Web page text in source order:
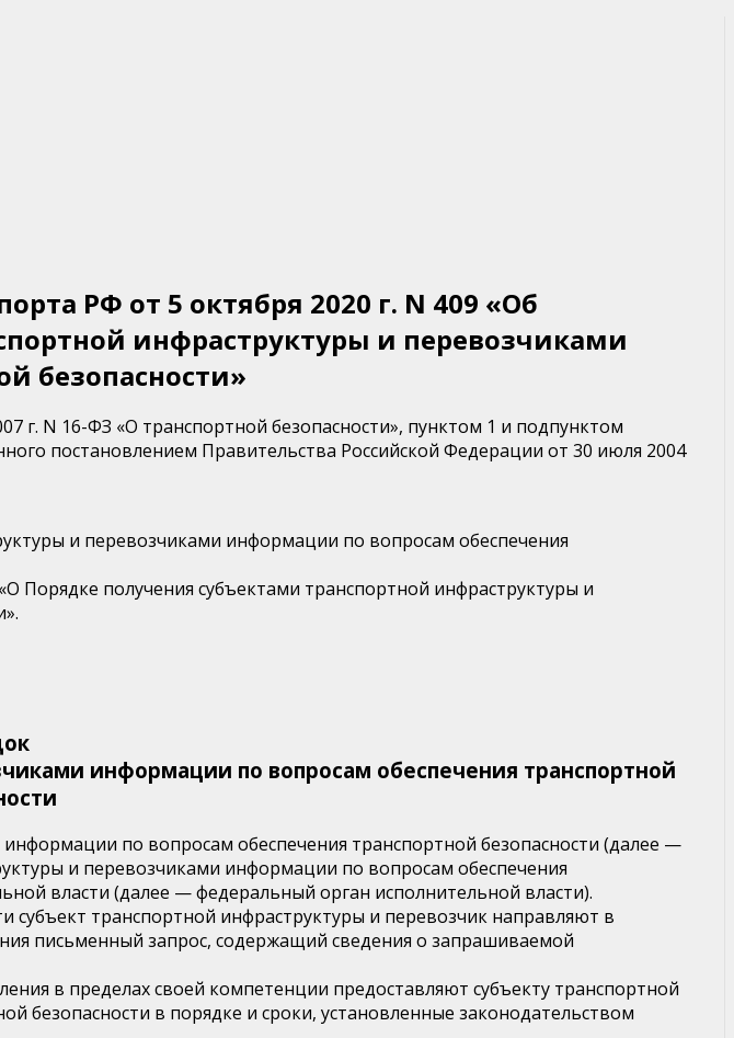
РФ от 5 октября 2020 г. N 409 «Об
инфраструктуры и перевозчиками
безопасности»
г. N 16-ФЗ «О транспортной безопасности», пунктом 1 и подпунктом
постановлением Правительства Российской Федерации от 30 июля 2004
и перевозчиками информации по вопросам обеспечения
Порядке получения субъектами транспортной инфраструктуры и
информации по вопросам обеспечения транспортной
по вопросам обеспечения транспортной безопасности (далее —
и перевозчиками информации по вопросам обеспечения
власти (далее — федеральный орган исполнительной власти).
субъект транспортной инфраструктуры и перевозчик направляют в
письменный запрос, содержащий сведения о запрашиваемой
в пределах своей компетенции предоставляют субъекту транспортной
безопасности в порядке и сроки, установленные законодательством